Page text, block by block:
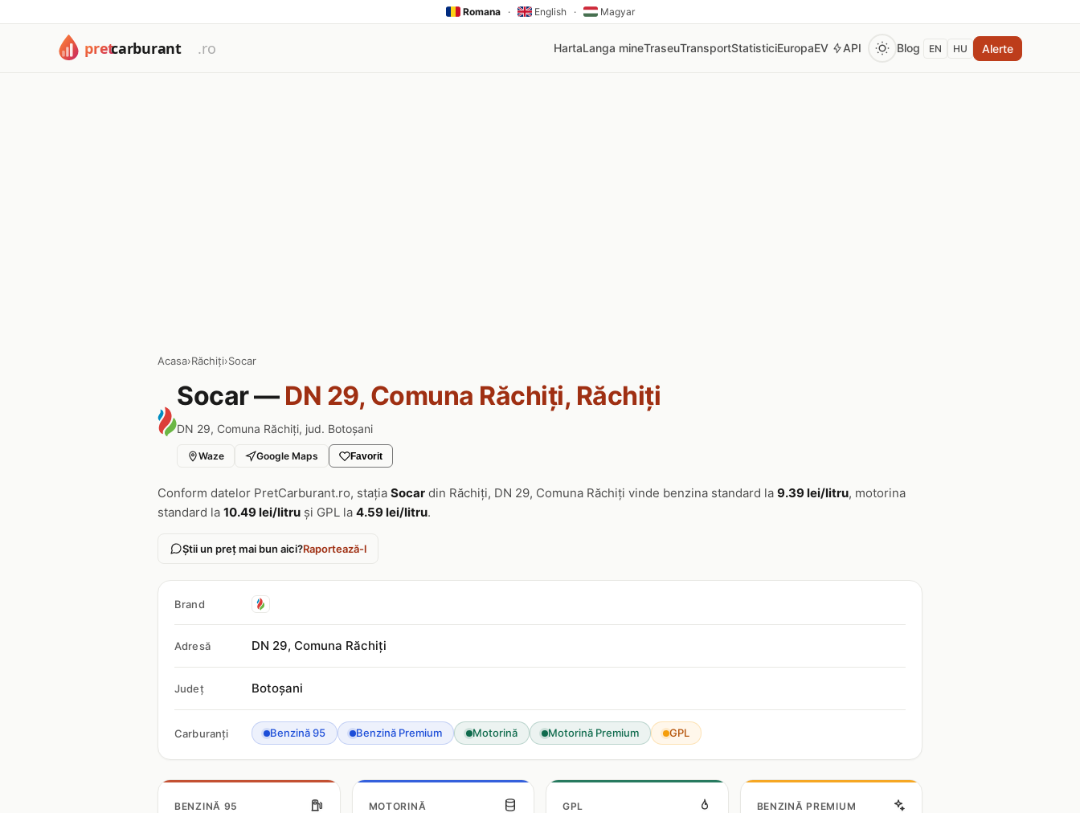
Romana · English · Magyar
HartaLanga mineTraseuTransportStatisticiEuropaEV API Blog EN HU Alerte
Acasa›Răchiţi›Socar
Socar — DN 29, Comuna Răchiţi, Răchiţi
DN 29, Comuna Răchiţi, jud. Botoșani
Waze Google Maps Favorit
Conform datelor PretCarburant.ro, stația Socar din Răchiţi, DN 29, Comuna Răchiţi vinde benzina standard la 9.39 lei/litru, motorina
standard la 10.49 lei/litru și GPL la 4.59 lei/litru.
Știi un preț mai bun aici?Raportează-l
Brand
Adresă DN 29, Comuna Răchiţi
Județ Botoșani
Carburanți Benzină 95 Benzină Premium Motorină Motorină Premium GPL
BENZINĂ 95 MOTORINĂ GPL BENZINĂ PREMIUM